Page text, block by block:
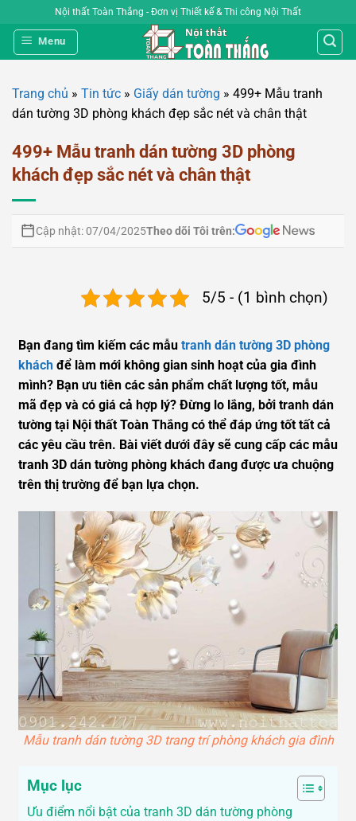
qua
nội
Nội thất Toàn Thắng - Đơn vị Thiết kế & Thi công Nội Thất
Menu
Trang chủ » Tin tức » Giấy dán tường » 499+ Mẫu tranh
dán tường 3D phòng khách đẹp sắc nét và chân thật
499+ Mẫu tranh dán tường 3D phòng
khách đẹp sắc nét và chân thật
Cập nhật: 07/04/2025Theo dõi Tôi trên:
5/5 - (1 bình chọn)
Bạn đang tìm kiếm các mẫu tranh dán tường 3D phòng
khách để làm mới không gian sinh hoạt của gia đình
mình? Bạn ưu tiên các sản phẩm chất lượng tốt, mẫu
mã đẹp và có giá cả hợp lý? Đừng lo lắng, bởi tranh dán
tường tại Nội thất Toàn Thắng có thể đáp ứng tốt tất cả
các yêu cầu trên. Bài viết dưới đây sẽ cung cấp các mẫu
tranh 3D dán tường phòng khách đang được ưa chuộng
trên thị trường để bạn lựa chọn.
Mẫu tranh dán tường 3D trang trí phòng khách gia đình
Mục lục
Ưu điểm nổi bật của tranh 3D dán tường phòng